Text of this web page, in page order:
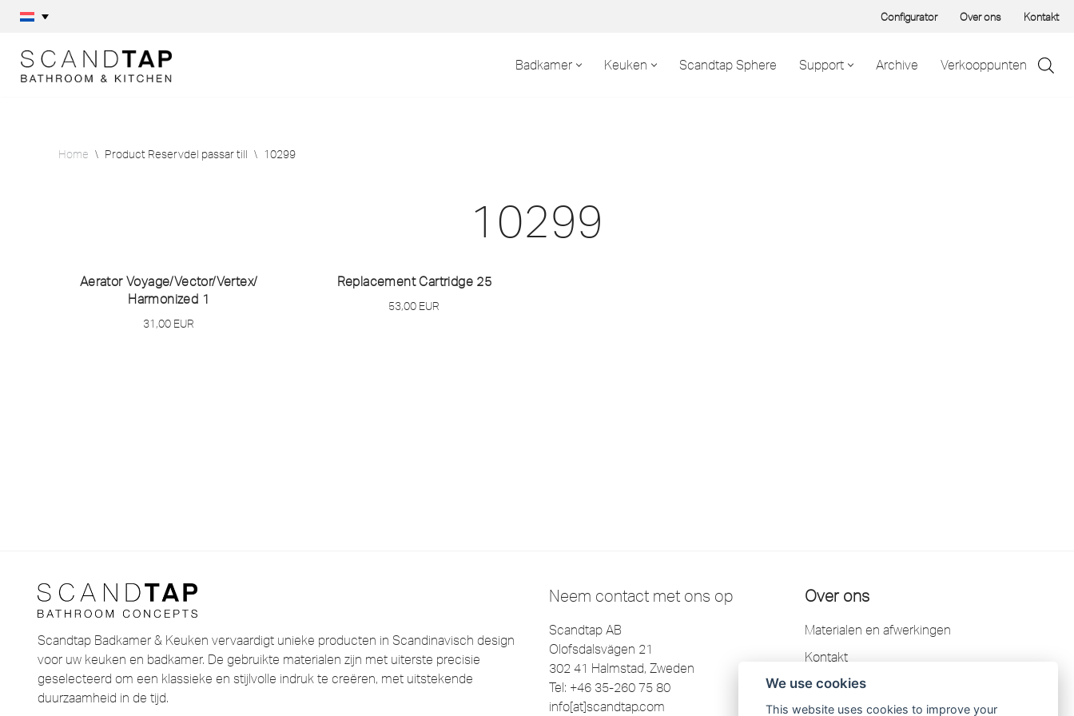
to
content
Configurator Over ons Kontakt
Badkamer Keuken Scandtap Sphere Support Archive Verkooppunten
Home \ Product Reservdel passar till \ 10299
10299
Aerator Voyage/Vector/Vertex/
Harmonized 1
31,00 EUR
Replacement Cartridge 25
53,00 EUR
Scandtap Badkamer & Keuken vervaardigt unieke producten in Scandinavisch design
voor uw keuken en badkamer. De gebruikte materialen zijn met uiterste precisie
geselecteerd om een ​​klassieke en stijlvolle indruk te creëren, met uitstekende
duurzaamheid in de tijd.
Neem contact met ons op
Scandtap AB
Olofsdalsvägen 21
302 41 Halmstad, Zweden
Tel: +46 35-260 75 80
info[at]scandtap.com
Over ons
Materialen en afwerkingen
Kontakt
Garantie
Scandtap AB privacybeleid
We use cookies
This website uses cookies to improve your